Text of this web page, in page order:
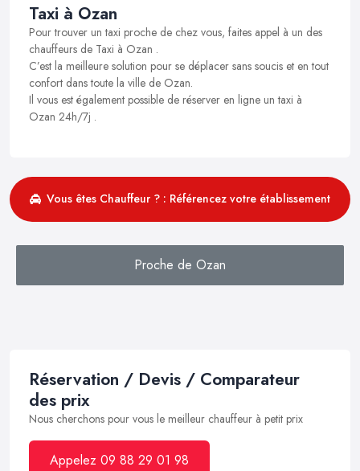
Taxi à Ozan
Pour trouver un taxi proche de chez vous, faites appel à un des
chauffeurs de Taxi à Ozan .
C’est la meilleure solution pour se déplacer sans soucis et en tout
confort dans toute la ville de Ozan.
Il vous est également possible de réserver en ligne un taxi à
Ozan 24h/7j .
Vous êtes Chauffeur ? : Référencez votre établissement
Proche de Ozan
Réservation / Devis / Comparateur
des prix
Nous cherchons pour vous le meilleur chauffeur à petit prix
Appelez 09 88 29 01 98